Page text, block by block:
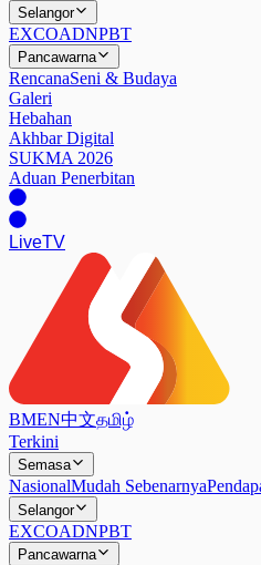
Selangor
EXCOADNPBT
Pancawarna
RencanaSeni & Budaya
Galeri
Hebahan
Akhbar Digital
SUKMA 2026
Aduan Penerbitan
LiveTV
BMEN中文தமிழ்
Terkini
Semasa
NasionalMudah Sebenarnya
Selangor
EXCOADNPBT
Pancawarna